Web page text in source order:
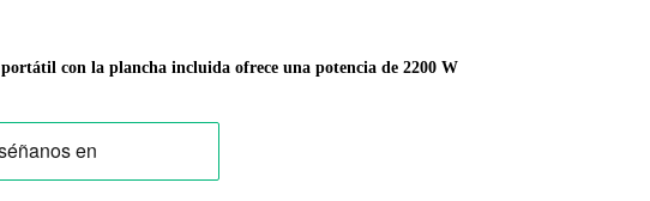
con la plancha incluida ofrece una potencia de 2200 W